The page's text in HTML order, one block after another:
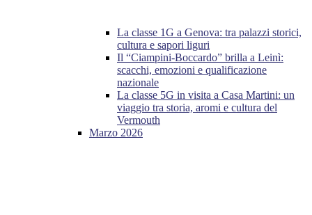
La classe 1G a Genova: tra palazzi storici,
cultura e sapori liguri
Il “Ciampini-Boccardo” brilla a Leinì:
scacchi, emozioni e qualificazione
nazionale
La classe 5G in visita a Casa Martini: un
viaggio tra storia, aromi e cultura del
Vermouth
Marzo 2026